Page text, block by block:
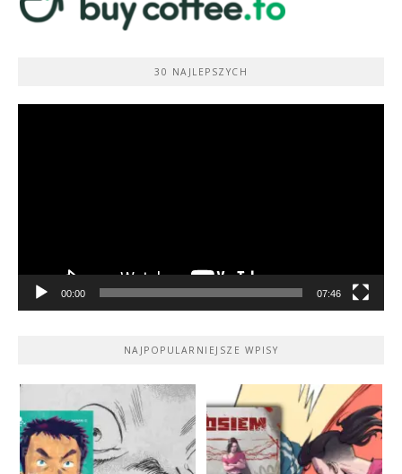
30 NAJLEPSZYCH
00:00 07:46
NAJPOPULARNIEJSZE WPISY